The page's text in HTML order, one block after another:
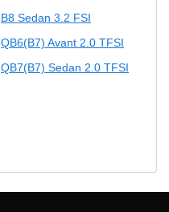
B8 Sedan 3.2 FSI
QB6(B7) Avant 2.0 TFSI
QB7(B7) Sedan 2.0 TFSI